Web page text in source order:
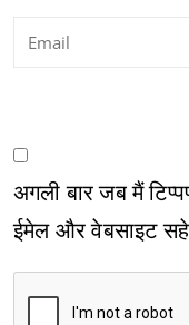
अगली बार जब मैं
ईमेल और वेबसाइट